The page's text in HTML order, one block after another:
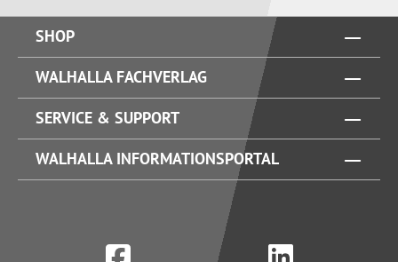
SHOP
WALHALLA FACHVERLAG
SERVICE & SUPPORT
WALHALLA INFORMATIONSPORTAL